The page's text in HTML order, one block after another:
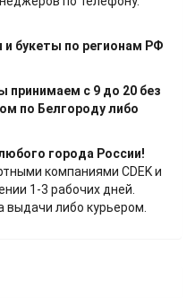
букеты по регионам РФ
принимаем с 9 до 20 без
по Белгороду либо
города России!
компаниями CDEK и
1-3 рабочих дней.
выдачи либо курьером.